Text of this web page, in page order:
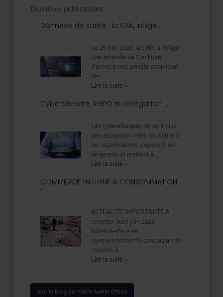
Dernières publications
Données de santé : la CNIL inflige ...
Le 26 mai 2026, la CNIL a infligé
une amende de 5 millions
d’euros à une société exploitant
des ...
Lire la suite››
Cybersécurité, RGPD et délégation ...
Les cyberattaques ne sont plus
une exception : elles bousculent
les organisations, exposent les
dirigeants et mettent à ...
Lire la suite››
COMMERCE EN LIGNE & CONSOMMATION
- ...
ACTUALITÉ IMPORTANTE À
compter du19 juin 2026,
touteinterface en
lignepermettant la conclusion de
contrats à ...
Lire la suite››
Voir le blog de Maître Axelle Offroy